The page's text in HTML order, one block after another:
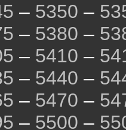
– 5350 –
– 5380 –
– 5410 –
– 5440 –
– 5470 –
– 5500 –